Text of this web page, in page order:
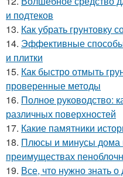
и подтеков
13. Как убрать грунтовку
14. Эффективные способы
и плитки
15. Как быстро отмыть
проверенные методы
16. Полное руководство:
различных поверхностей
17. Какие памятники
18. Плюсы и минусы дома
преимуществах
19. Все, что нужно знать